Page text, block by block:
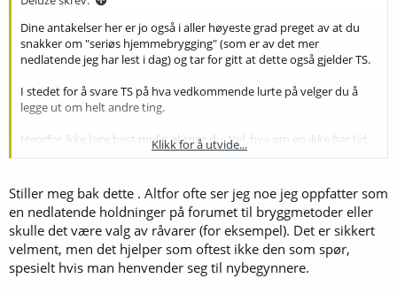
Dine antakelser her er jo også i aller høyeste grad preget av at du
snakker om "seriøs hjemmebrygging" (som er av det mer
nedlatende jeg har lest i dag) og tar for gitt at dette også gjelder TS.
I stedet for å svare TS på hva vedkommende lurte på velger du å
legge ut om helt andre ting.
Hvorfor ikke lage best mulig øl spør du. Vel, hva om en ikke har tid,
lyst, økonomi, eller interesse i å brygge fra bunnen av?
For min del var ølsett en flott inngangsbillett til ølbrygging. Jeg
trengte lite utstyr, det var få ting å huske på/følge med på, og
resultatet ble faktisk veldig godt. Selv med 1,8kg ferdighumlet
ekstrakt, 750 gram sukker og "drittgjær".
Jeg håper at du kun forsøkte å gi TS noen tips, men jeg reagerte på
Klikk for å utvide...
Stiller meg bak dette . Altfor ofte ser jeg noe jeg oppfatter som
en nedlatende holdninger på forumet til bryggmetoder eller
skulle det være valg av råvarer (for eksempel). Det er sikkert
velment, men det hjelper som oftest ikke den som spør,
spesielt hvis man henvender seg til nybegynnere.